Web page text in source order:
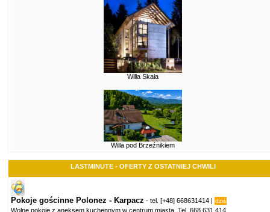
Willa Skała
Willa pod Brzeźnikiem
LASTMINUTE - OFERTY Z OSTATNIEJ CHWILI
Pokoje gościnne Polonez - Karpacz - tel. [+48] 668631414 dziś
Wolne pokoje z aneksem kuchennym w centrum miasta. Tel. 668 631 414